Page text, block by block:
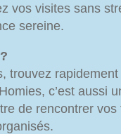
vos visites sans
sereine.
trouvez
c’est aussi
de rencontrer